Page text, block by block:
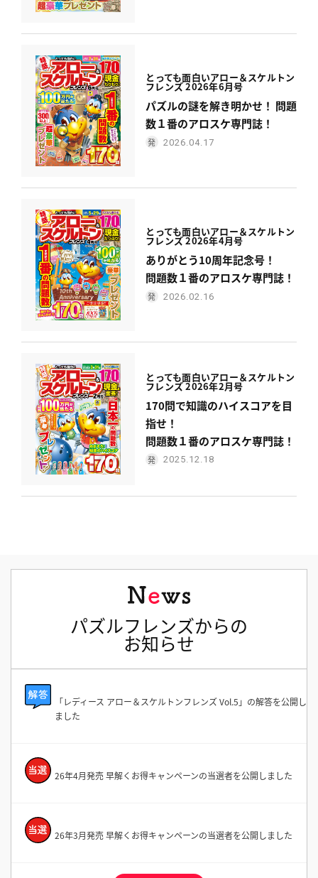
とっても面白いアロー＆スケルトン
フレンズ 2026年6月号
パズルの謎を解き明かせ！ 問題
数１番のアロスケ専門誌！
2026.04.17
とっても面白いアロー＆スケルトン
フレンズ 2026年4月号
ありがとう10周年記念号！
問題数１番のアロスケ専門誌！
2026.02.16
とっても面白いアロー＆スケルトン
フレンズ 2026年2月号
170問で知識のハイスコアを目
指せ！
問題数１番のアロスケ専門誌！
2025.12.18
パズルフレンズからの
お知らせ
「レディース アロー＆スケルトンフレンズ Vol.5」の解答を公開し
ました
26年4月発売 早解くお得キャンペーンの当選者を公開しました
26年3月発売 早解くお得キャンペーンの当選者を公開しました